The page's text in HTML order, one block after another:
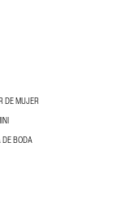
DE MUJER
DE BODA